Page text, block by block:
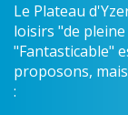
Le Plateau
loisirs "de
"Fantasticable"
proposons,
: